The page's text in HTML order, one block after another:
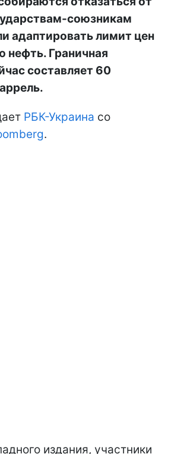
союзникам
адаптировать лимит цен
нефть. Граничная
составляет 60
РБК-Украина со
.
издания, участники